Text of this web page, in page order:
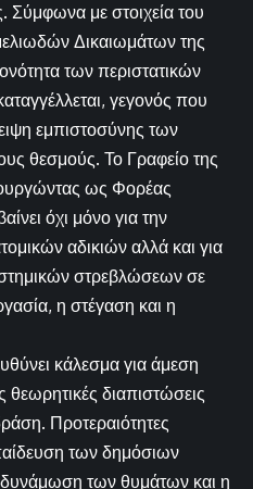
Σύμφωνα με στοιχεία του
Δικαιωμάτων της
των περιστατικών
γεγονός που
εμπιστοσύνης των
θεσμούς. Το Γραφείο της
ως Φορέας
όχι μόνο για την
αδικιών αλλά και για
στρεβλώσεων σε
η στέγαση και η
κάλεσμα για άμεση
θεωρητικές διαπιστώσεις
Προτεραιότητες
των δημόσιων
των θυμάτων και η